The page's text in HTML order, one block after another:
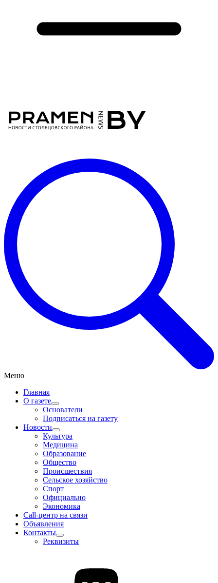
Меню
Главная
О газете
Основатели
Подписаться на газету
Новости
Культура
Медицина
Образование
Общество
Происшествия
Сельское хозяйство
Спорт
Официально
Экономика
Call-центр на связи
Объявления
Контакты
Реквизиты